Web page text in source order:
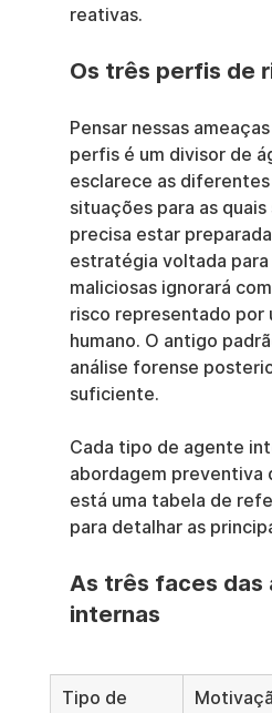
reativas.
Os três perfis de
Pensar nessas
perfis é um divisor de
esclarece as
situações para as
precisa estar
estratégia voltada
maliciosas ignorará
risco representado por
humano. O antigo
análise forense
suficiente.
Cada tipo de agente
abordagem preventiva
está uma tabela de
para detalhar as
As três faces das
internas
Tipo de